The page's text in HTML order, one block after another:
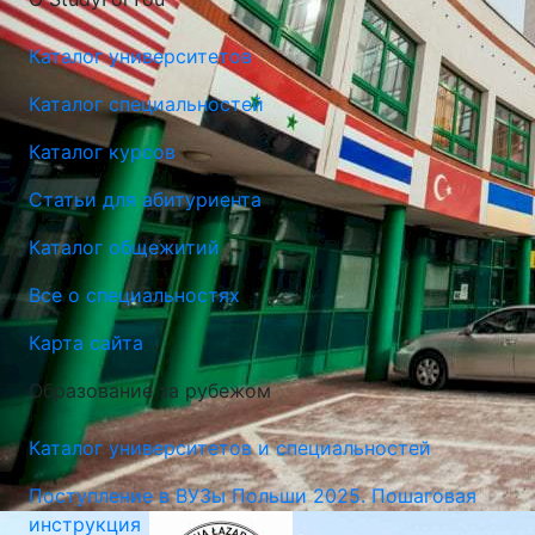
Университет Лазарского в Варшаве (Lazarski University)
Варшава, Польша
Каталог университетов
Каталог специальностей
Каталог курсов
Статьи для абитуриента
Каталог общежитий
Все о специальностях
Карта сайта
Образование за рубежом
Каталог университетов и специальностей
Поступление в ВУЗы Польши 2025. Пошаговая
инструкция